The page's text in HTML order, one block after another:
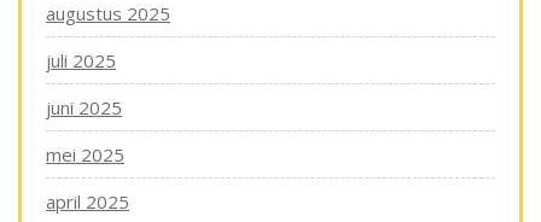
augustus 2025
juli 2025
juni 2025
mei 2025
april 2025